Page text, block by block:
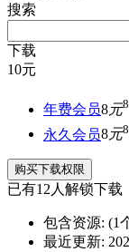
搜索
下载
10元
年费会员8元
永久会员8元
购买下载权限
已有12人解锁下载
包含资源: (1
最近更新: